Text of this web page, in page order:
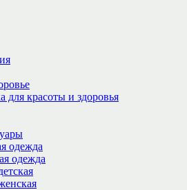
для красоты и здоровья
одежда
одежда